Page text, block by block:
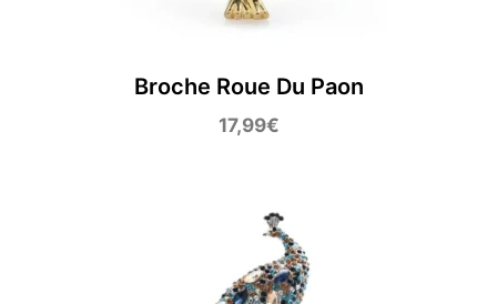
Broche Roue Du Paon
17,99€